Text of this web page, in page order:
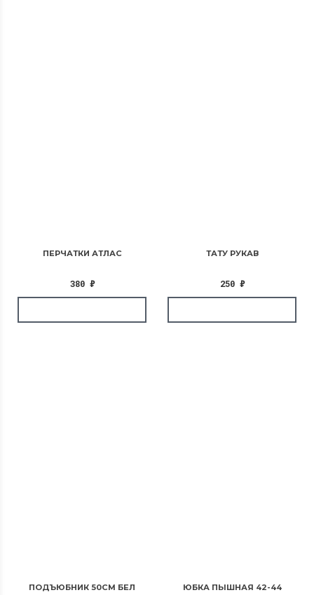
ПЕРЧАТКИ АТЛАС
380 ₽
ТАТУ РУКАВ
250 ₽
ПОДЪЮБНИК 50СМ БЕЛ ЮБКА ПЫШНАЯ 42-44